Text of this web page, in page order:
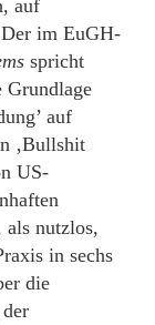
auf
Der im EuGH-
spricht
Grundlage
auf
‚Bullshit
US-
als nutzlos,
in sechs
die